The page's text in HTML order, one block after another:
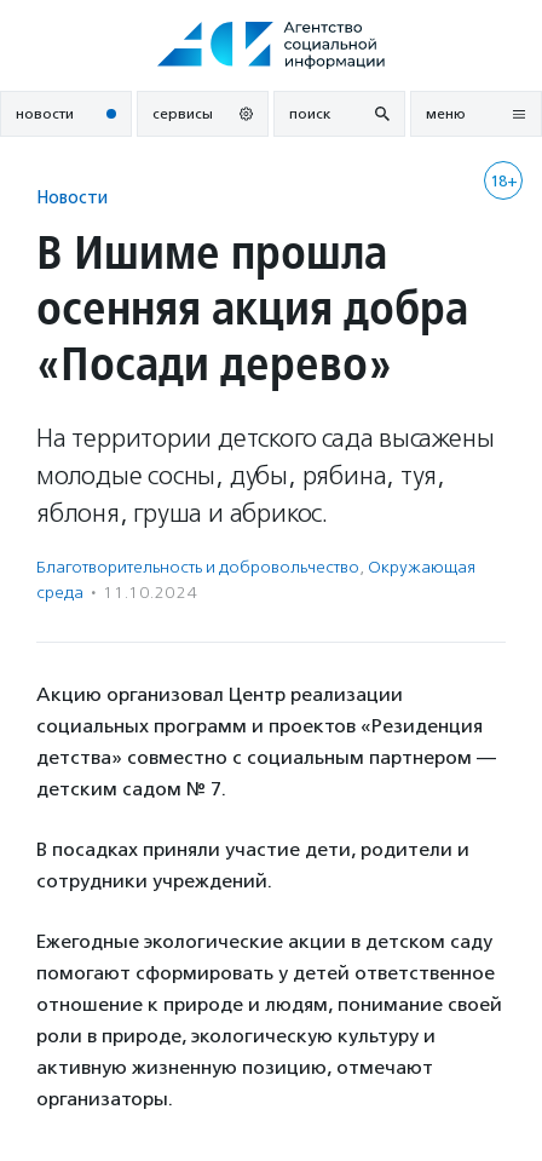
новости сервисы поиск меню
18+
Новости
В Ишиме прошла
осенняя акция добра
«Посади дерево»
На территории детского сада высажены
молодые сосны, дубы, рябина, туя,
яблоня, груша и абрикос.
Благотвори­тель­ность и доброволь­чест­во, Окружающая
среда · 11.10.2024
Акцию организовал Центр реализации
социальных программ и проектов «Резиденция
детства» совместно с социальным партнером —
детским садом № 7.
В посадках приняли участие дети, родители и
сотрудники учреждений.
Ежегодные экологические акции в детском саду
помогают сформировать у детей ответственное
отношение к природе и людям, понимание своей
роли в природе, экологическую культуру и
активную жизненную позицию, отмечают
организаторы.